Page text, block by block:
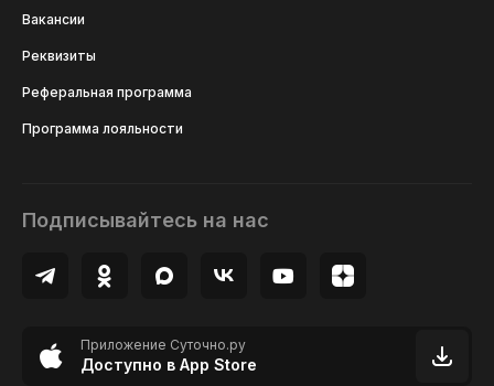
Вакансии
Реквизиты
Реферальная программа
Программа лояльности
Подписывайтесь на нас
Приложение Суточно.ру
Доступно в App Store